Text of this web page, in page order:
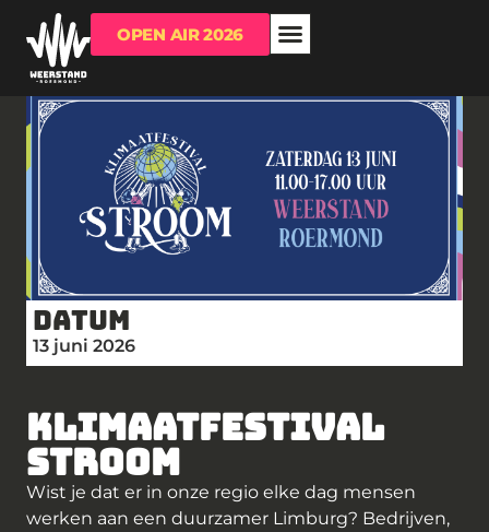
OPEN AIR 2026
Datum
13 juni 2026
KLIMAATFESTIVAL
STROOM
Wist je dat er in onze regio elke dag mensen
werken aan een duurzamer Limburg? Bedrijven,